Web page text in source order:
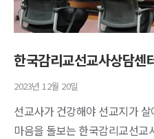
한국감리교선교사상담센
2023년 12월 20일
선교사가 건강해야 선교지가
마음을 돌보는 한국감리교선교